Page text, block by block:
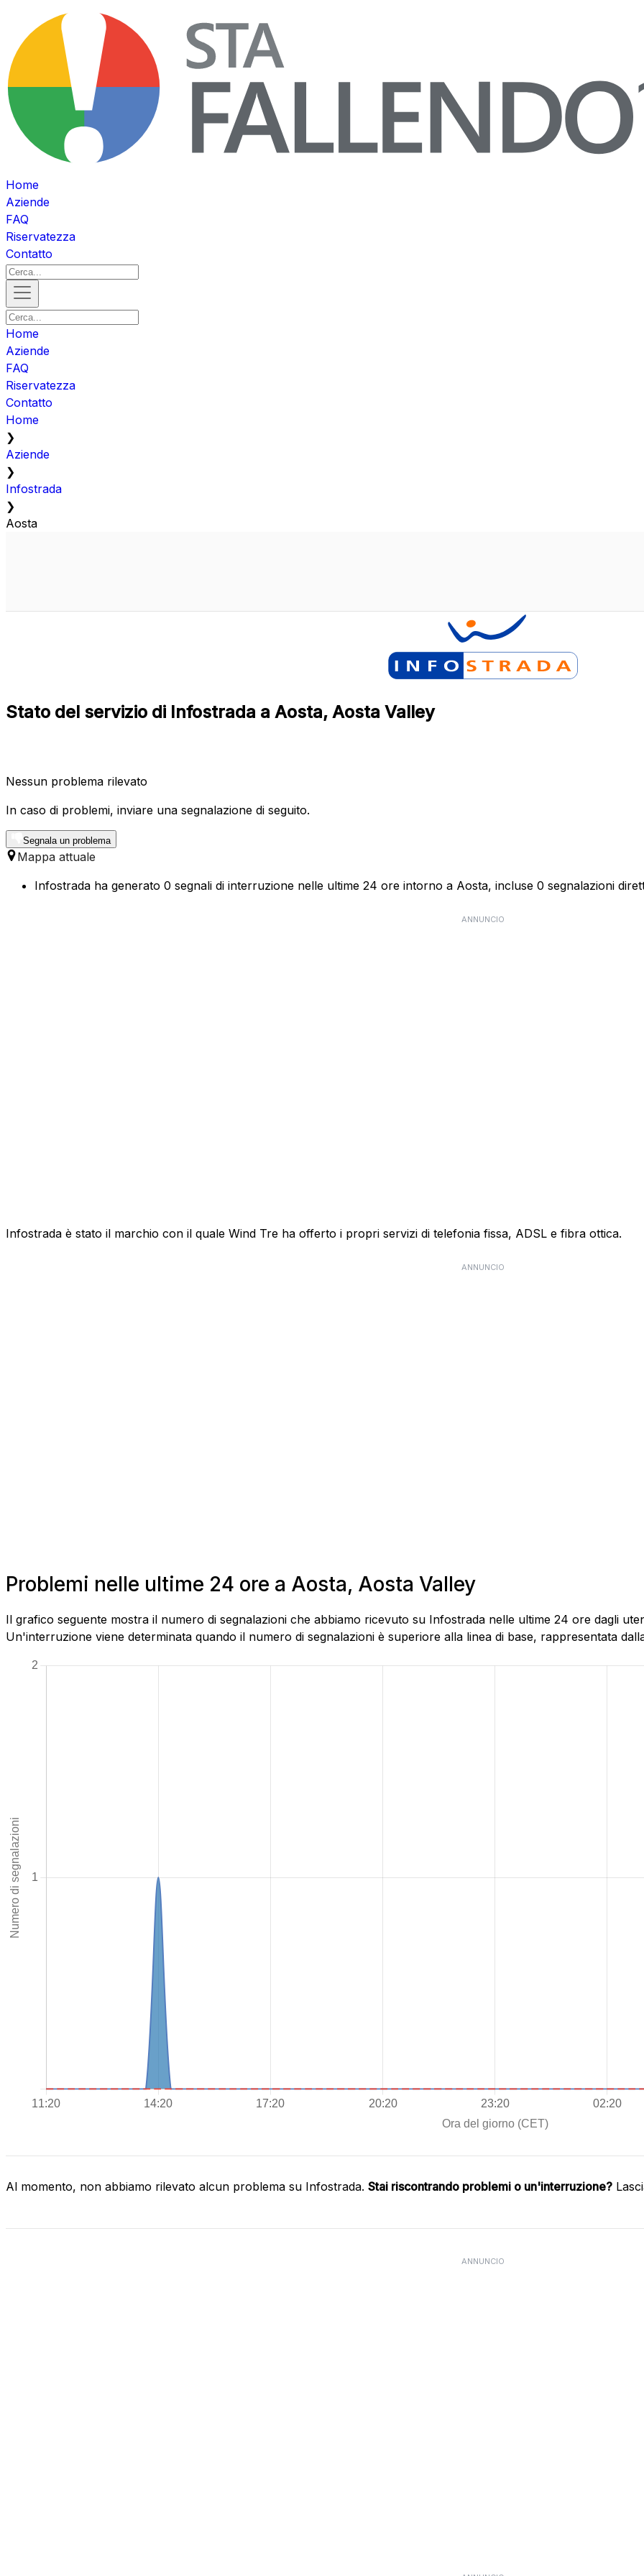
Home
Aziende
FAQ
Riservatezza
Contatto
Home
Aziende
FAQ
Riservatezza
Contatto
Home
❯
Aziende
❯
Infostrada
❯
Aosta
Stato del servizio di Infostrada a Aosta, Aosta Valley
Nessun problema rilevato
In caso di problemi, inviare una segnalazione di seguito.
Segnala un problema
Mappa attuale
Infostrada ha generato 0 segnali di interruzione nelle ultime 24 ore intorno a Aosta, incluse 0 segnalazioni
ANNUNCIO
Infostrada è stato il marchio con il quale Wind Tre ha offerto i propri servizi di telefonia fissa, ADSL e fibra ottica.
ANNUNCIO
Problemi nelle ultime 24 ore a Aosta, Aosta Valley
Il grafico seguente mostra il numero di segnalazioni che abbiamo ricevuto su Infostrada nelle ultime 24 ore dagli
Un'interruzione viene determinata quando il numero di segnalazioni è superiore alla linea di base, rappresentata
Al momento, non abbiamo rilevato alcun problema su Infostrada. Stai riscontrando problemi o un'interruzione?
ANNUNCIO